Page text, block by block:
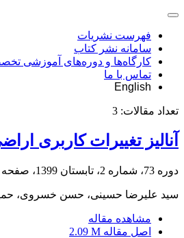
فهرست نشریات
سامانه نشر کتاب
کارگاه‌ها و دوره‌های آموزشی
تماس با ما
English
تعداد مقالات: 3
آنالیز تغییرات کاربری
دوره 73، شماره 2، تابستان 1399، صفحه
سید علیرضا حسینی، حسن خسروی، حمید
مشاهده مقاله
اصل مقاله 2.09 M